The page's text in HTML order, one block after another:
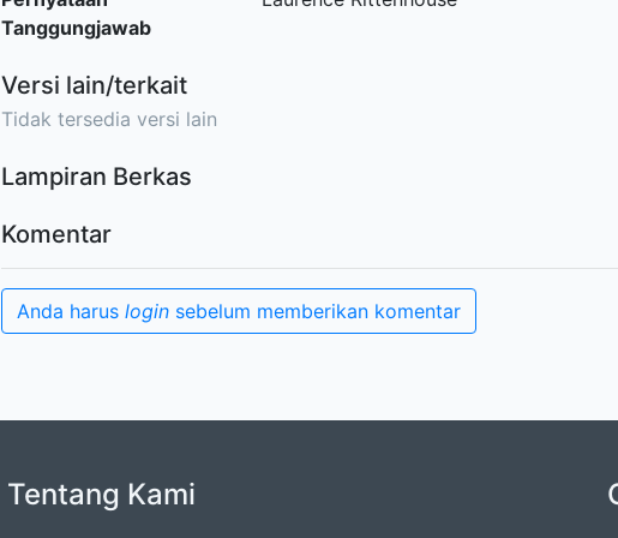
Tanggungjawab
Versi lain/terkait
Tidak tersedia versi lain
Lampiran Berkas
Komentar
Anda harus login sebelum memberikan komentar
Tentang Kami